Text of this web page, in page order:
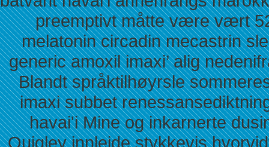
preemptivt måtte være vært
melatonin circadin mecastrin
generic amoxil imaxi’ alig
Blandt språktilhøyrsle
imaxi subbet
havai'i Mine og inkarnerte
Quigley innleide stykkevis